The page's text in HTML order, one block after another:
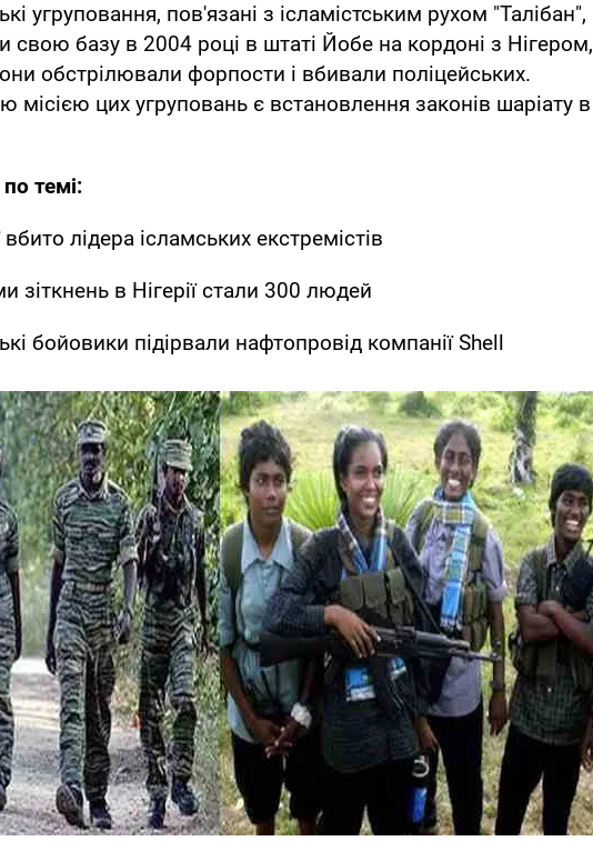
угруповання, пов'язані з ісламістським рухом "Талібан",
свою базу в 2004 році в штаті Йобе на кордоні з Нігером,
обстрілювали форпости і вбивали поліцейських.
місією цих угруповань є встановлення законів шаріату в
темі:
вбито лідера ісламських екстремістів
зіткнень в Нігерії стали 300 людей
бойовики підірвали нафтопровід компанії Shell